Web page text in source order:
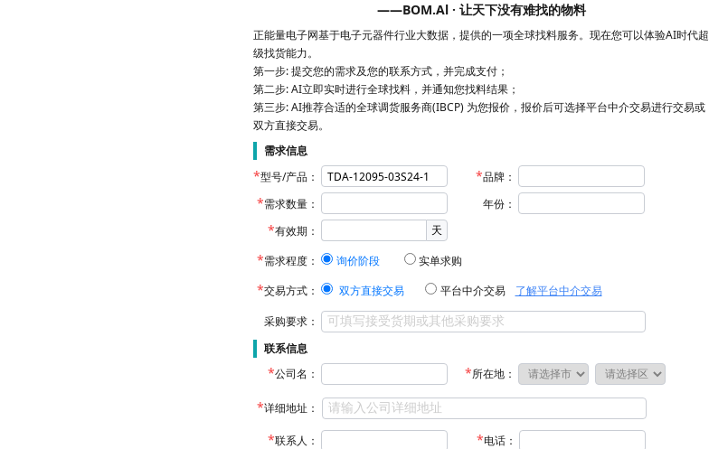
——BOM.Al · 让天下没有难找的物料
正能量电子网基于电子元器件行业大数据，提供的一项全球找料服务。现在您可以体验AI时代超
级找货能力。
第一步: 提交您的需求及您的联系方式，并完成支付；
第二步: AI立即实时进行全球找料，并通知您找料结果；
第三步: AI推荐合适的全球调货服务商(IBCP) 为您报价，报价后可选择平台中介交易进行交易或
双方直接交易。
需求信息
型号/产品：
品牌：
需求数量：
年份：
有效期：
天
需求程度：
询价阶段
实单求购
交易方式：
双方直接交易 平台中介交易 了解平台中介交易
采购要求：
联系信息
公司名：
所在地：
详细地址：
联系人： 电话：